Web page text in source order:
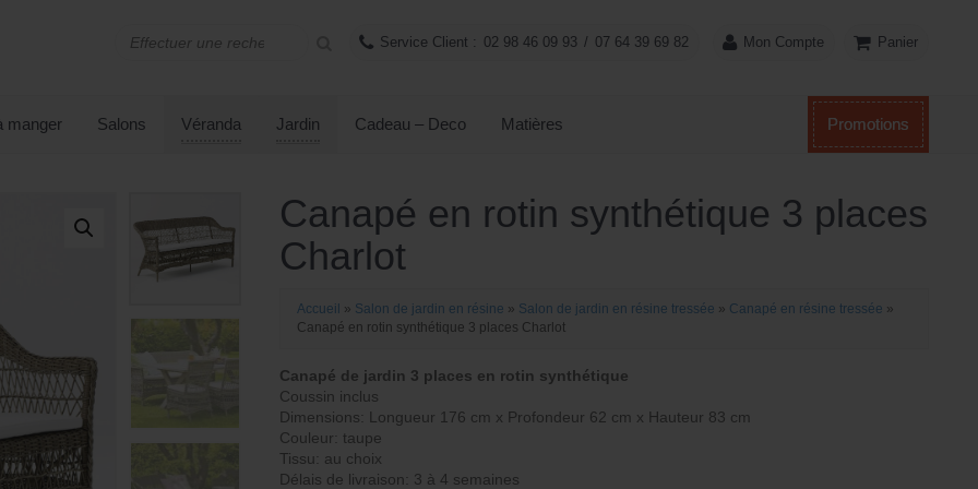
Service Client : 02 98 46 09 93 / 07 64 39 69 82 Mon Compte Panier
manger Salons Véranda Jardin Cadeau – Deco Matières Promotions
Canapé en rotin synthétique 3 places
Charlot
Accueil » Salon de jardin en résine » Salon de jardin en résine tressée » Canapé en résine tressée »
Canapé en rotin synthétique 3 places Charlot
Canapé de jardin 3 places en rotin synthétique
Coussin inclus
Dimensions: Longueur 176 cm x Profondeur 62 cm x Hauteur 83 cm
Couleur: taupe
Tissu: au choix
Délais de livraison: 3 à 4 semaines